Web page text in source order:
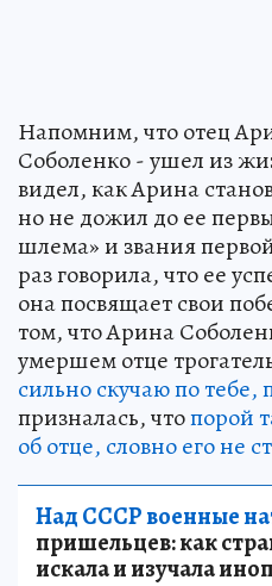
Напомним, что отец
Соболенко - ушел из
видел, как Арина
но не дожил до ее
шлема» и звания
раз говорила, что ее
она посвящает свои
том, что Арина
умершем отце
сильно скучаю по тебе,
призналась, чтопорой
об отце, словно его не
Над СССР военные
пришельцев: как
искала и изучала